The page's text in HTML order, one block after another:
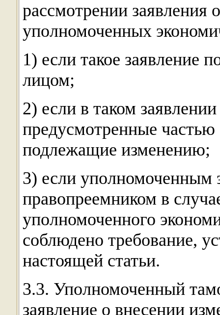
рассмотрении заявления
уполномоченных
1) если такое заявление
лицом;
2) если в таком
предусмотренные частью
подлежащие изменению;
3) если уполномоченным
правопреемником в
уполномоченного
соблюдено требование,
настоящей статьи.
3.3. Уполномоченный
заявление о внесении